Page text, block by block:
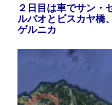
２日目は車でサン・
ルバオとビスカヤ橋
ゲルニカ